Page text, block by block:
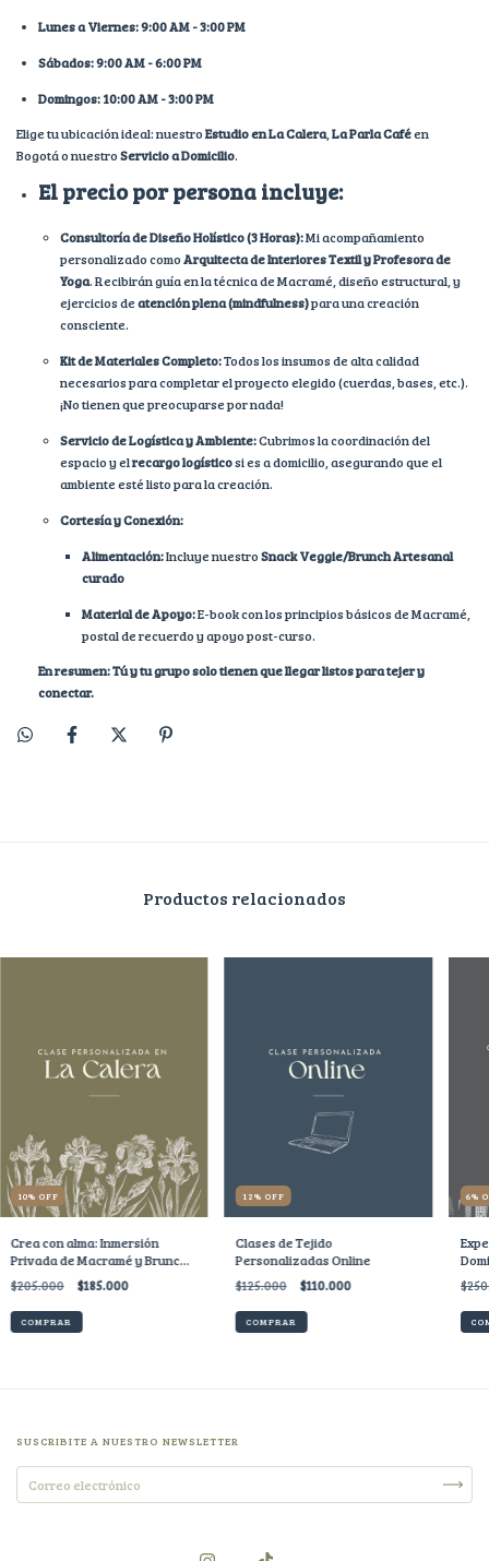
Lunes a Viernes: 9:00 AM - 3:00 PM
Sábados: 9:00 AM - 6:00 PM
Domingos: 10:00 AM - 3:00 PM
Elige tu ubicación ideal: nuestroEstudio en La Calera, La Parla Caféen
Bogotá o nuestroServicio a Domicilio.
El precio por persona incluye:
Consultoría de Diseño Holístico (3 Horas):Mi acompañamiento
personalizado comoArquitecta de Interiores Textil y Profesora de
Yoga. Recibirán guía en la técnica de Macramé, diseño estructural, y
ejercicios deatención plena (mindfulness)para una creación
consciente.
Kit de Materiales Completo:Todos los insumos de alta calidad
necesarios para completar el proyecto elegido (cuerdas, bases, etc.).
¡No tienen que preocuparse por nada!
Servicio de Logística y Ambiente:Cubrimos la coordinación del
espacio y elrecargo logísticosi es a domicilio, asegurando que el
ambiente esté listo para la creación.
Cortesía y Conexión:
Alimentación:Incluye nuestroSnack Veggie/Brunch Artesanal
curado
Material de Apoyo:E-book con los principios básicos de Macramé,
postal de recuerdo y apoyo post-curso.
En resumen: Tú y tu grupo solo tienen que llegar listos para tejer y
conectar.
Productos relacionados
10% OFF
Crea con alma: Inmersión
Privada de Macramé y Brunch
en la Montaña - La Calera
$205.000 $185.000
COMPRAR
12% OFF
Clases de Tejido
Personalizadas Online
$125.000 $110.000
COMPRAR
6%
SUSCRIBITE A NUESTRO NEWSLETTER